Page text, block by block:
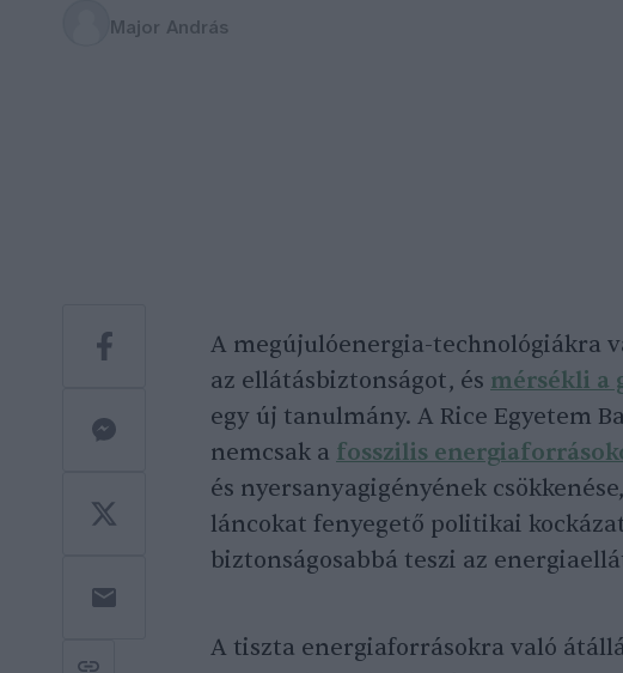
Major András
A megújulóenergia-technológiákra
az ellátásbiztonságot, és mérsékli a
egy új tanulmány. A Rice Egyetem
nemcsak a fosszilis
és nyersanyagigényének
láncokat fenyegető politikai
biztonságosabbá teszi az
A tiszta energiaforrásokra való